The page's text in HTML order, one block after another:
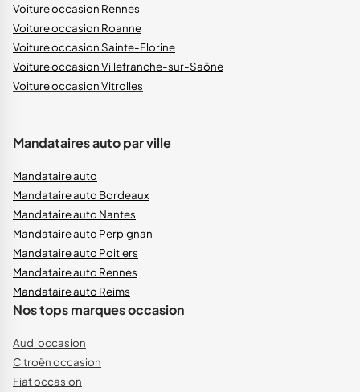
Voiture occasion Rennes
Voiture occasion Roanne
Voiture occasion Sainte-Florine
Voiture occasion Villefranche-sur-Saône
Voiture occasion Vitrolles
Mandataires auto par ville
Mandataire auto
Mandataire auto Bordeaux
Mandataire auto Nantes
Mandataire auto Perpignan
Mandataire auto Poitiers
Mandataire auto Rennes
Mandataire auto Reims
Nos tops marques occasion
Audi occasion
Citroën occasion
Fiat occasion